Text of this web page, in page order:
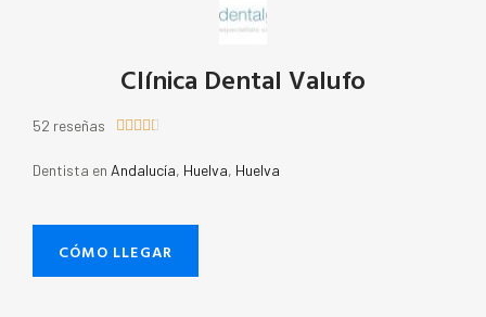
Clínica Dental Valufo
52 reseñas     
Dentista en Andalucía, Huelva, Huelva
CÓMO LLEGAR